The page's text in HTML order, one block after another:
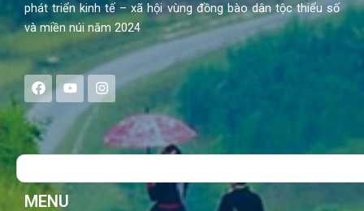
phát triển kinh tế – xã hội vùng đồng bào dân tộc thiểu số
và miền núi năm 2024
F
a
c
e
b
o
Y
o
u
t
u
b
I
n
s
a
g
Search
MENU